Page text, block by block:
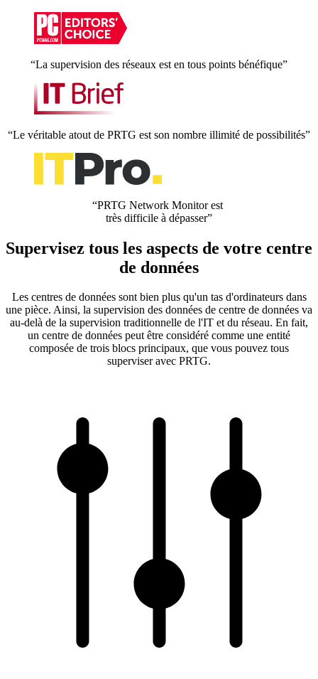
“La supervision des réseaux est en tous points bénéfique”
“Le véritable atout de PRTG est son nombre illimité de possibilités”
“PRTG Network Monitor est
très difficile à dépasser”
Supervisez tous les aspects de votre centre
de données
Les centres de données sont bien plus qu'un tas d'ordinateurs dans
une pièce. Ainsi, la supervision des données de centre de données va
au-delà de la supervision traditionnelle de l'IT et du réseau. En fait,
un centre de données peut être considéré comme une entité
composée de trois blocs principaux, que vous pouvez tous
superviser avec PRTG.